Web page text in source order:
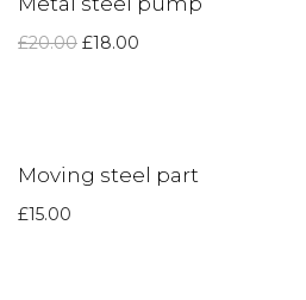
£20.00 £18.00
Moving steel part
£15.00